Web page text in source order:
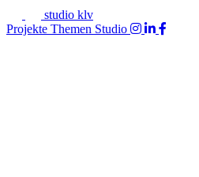
studio klv
Projekte Themen Studio